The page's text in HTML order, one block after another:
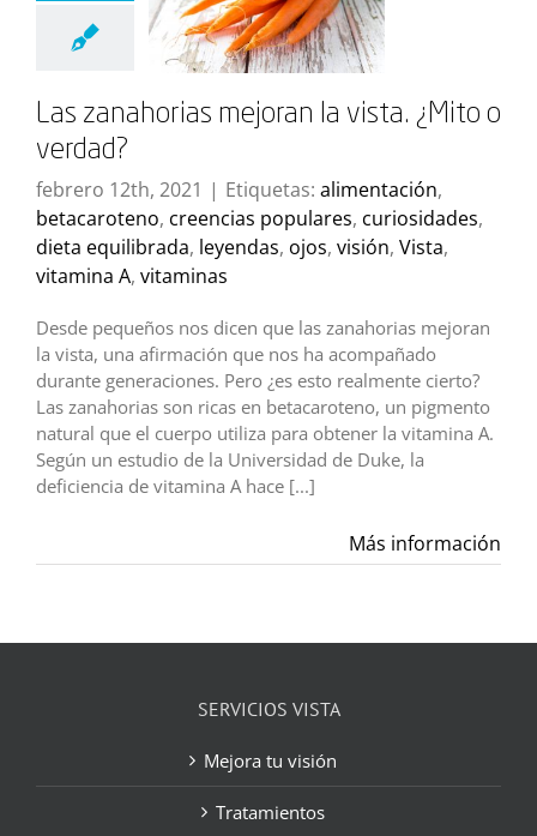
Las zanahorias mejoran la vista. ¿Mito o
verdad?
febrero 12th, 2021 | Etiquetas: alimentación,
betacaroteno, creencias populares, curiosidades,
dieta equilibrada, leyendas, ojos, visión, Vista,
vitamina A, vitaminas
Desde pequeños nos dicen que las zanahorias mejoran
la vista, una afirmación que nos ha acompañado
durante generaciones. Pero ¿es esto realmente cierto?
Las zanahorias son ricas en betacaroteno, un pigmento
natural que el cuerpo utiliza para obtener la vitamina A.
Según un estudio de la Universidad de Duke, la
deficiencia de vitamina A hace [...]
Más información
SERVICIOS VISTA
Mejora tu visión
Tratamientos